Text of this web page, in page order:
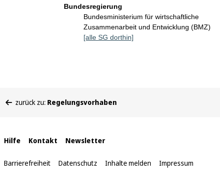
Bundesregierung
Bundesministerium für wirtschaftliche
Zusammenarbeit und Entwicklung (BMZ)
[alle SG dorthin]
befinden
zurück zu: Regelungsvorhaben
Interne
Links
Hilfe Kontakt Newsletter
Barrierefreiheit Datenschutz Inhalte melden Impressum